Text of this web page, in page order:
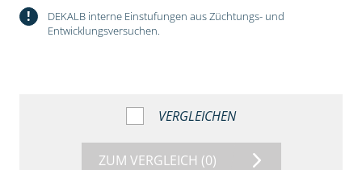
!
DEKALB interne Einstufungen aus Züchtungs- und
Entwicklungsversuchen.
VERGLEICHEN
ZUM VERGLEICH (0)